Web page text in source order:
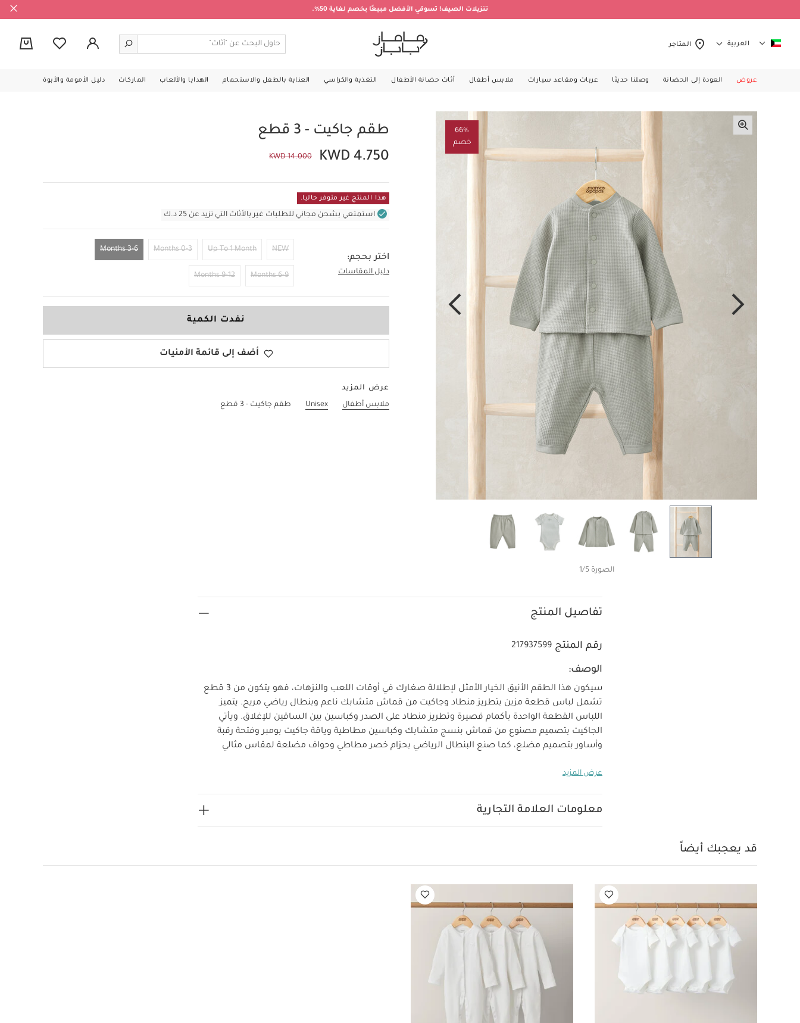
تنزيلات الصيف! تسوقي الأفضل مبيعًا بخصم لغاية 50%.
العربية المتاجر
عروض العودة إلى الحضانة وصلنا حديثا عربات ومقاعد سيارات ملابس أطفال أثاث حضانة الأطفال التغذية والكراسي العناية بالطفل والاستحمام الهدايا والألعاب الماركات دليل الأمومة والأبوة
66%
خصم
الصورة 1/5
طقم جاكيت - 3 قطع
KWD 4.750
KWD 14.000
هذا المنتج غير متوفر حاليا.
استمتعي بشحن مجاني للطلبات غير بالأثاث التي تزيد عن 25 د.ك
اختر بحجم:
دليل المقاسات
NEW
Up To 1 Month
0-3 Months
3-6 Months
6-9 Months
9-12 Months 3-6 Months
نفدت الكمية
أضف إلى قائمة الأمنيات
عرض المزيد
ملابس أطفال
Unisex طقم جاكيت - 3 قطع
تفاصيل المنتج
رقم المنتج 217937599
الوصف:
سيكون هذا الطقم الأنيق الخيار الأمثل لإطلالة صغارك في أوقات اللعب والنزهات، فهو يتكون من 3 قطع
تشمل لباس قطعة مزين بتطريز منطاد وجاكيت من قماش متشابك ناعم وبنطال رياضي مريح. يتميز
اللباس القطعة الواحدة بأكمام قصيرة وتطريز منطاد على الصدر وكباسين بين الساقين للإغلاق. ويأتي
الجاكيت بتصميم مصنوع من قماش بنسج متشابك وكباسين مطاطية وياقة جاكيت بومبر وفتحة رقبة
وأساور بتصميم مضلع، كما صنع البنطال الرياضي بحزام خصر مطاطي وحواف مضلعة لمقاس مثالي
قطعة واحدة وجاكيت بكباسين للإغلاق
غسل على درجة حرارة 40 درجة مئوية
عرض المزيد
معلومات العلامة التجارية
قد يعجبك أيضاً